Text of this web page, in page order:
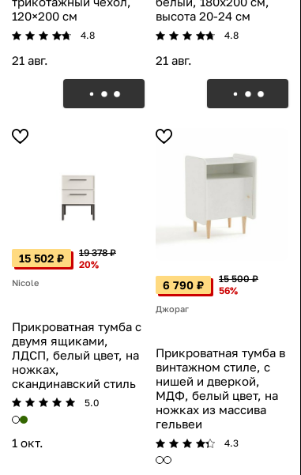
120×200 см
4.8
21 авг.
высота 20-24 см
4.8
21 авг.
15 502 ₽
19 378 ₽
20%
Nicole
Прикроватная тумба с
двумя ящиками,
ЛДСП, белый цвет, на
ножках,
скандинавский стиль
5.0
1 окт.
6 790 ₽
15 500 ₽
56%
Джораг
Прикроватная тумба в
винтажном стиле, с
нишей и дверкой,
МДФ, белый цвет, на
ножках из массива
гельвеи
4.3